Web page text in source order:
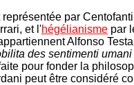
par
et l'hégélianisme par
Alfonso
des sentimenti umani
pour fonder la
peut être considéré